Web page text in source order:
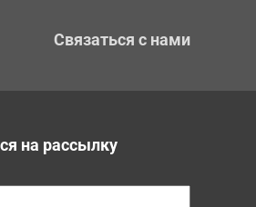
Связаться с нами
на рассылку